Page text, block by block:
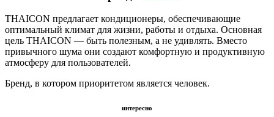
THAICON предлагает кондиционеры, обеспечивающие
оптимальный климат для жизни, работы и отдыха. Основная
цель THAICON — быть полезным, а не удивлять. Вместо
привычного шума они создают комфортную и продуктивную
атмосферу для пользователей.
Бренд, в котором приоритетом является человек.
интересно